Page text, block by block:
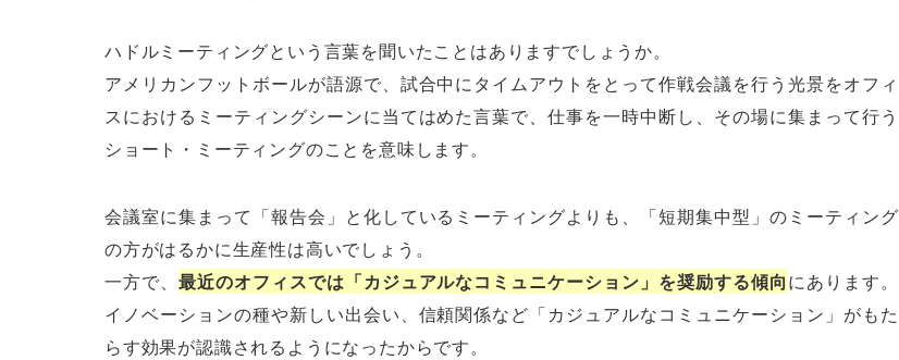
ハドルミーティングという言葉を聞いたことはありますでしょうか。
アメリカンフットボールが語源で、試合中にタイムアウトをとって作戦会議を行う光景をオフィ
スにおけるミーティングシーンに当てはめた言葉で、仕事を一時中断し、その場に集まって行う
ショート・ミーティングのことを意味します。
会議室に集まって「報告会」と化しているミーティングよりも、「短期集中型」のミーティング
の方がはるかに生産性は高いでしょう。
一方で、 最近のオフィスでは「カジュアルなコミュニケーション」を奨励する傾向にあります。
イノベーションの種や新しい出会い、信頼関係など「カジュアルなコミュニケーション」がもた
らす効果が認識されるようになったからです。